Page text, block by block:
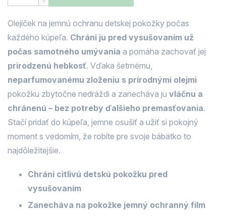
Olejíček na jemnú ochranu detskej pokožky počas
každého kúpeľa. Chráni ju pred vysušovaním už
počas samotného umývania a pomáha zachovať jej
prirodzenú hebkosť. Vďaka šetrnému,
neparfumovanému zloženiu s prírodnými olejmi
pokožku zbytočne nedráždi a zanecháva ju vláčnu a
chránenú – bez potreby ďalšieho premasťovania.
Stačí pridať do kúpeľa, jemne osušiť a užiť si pokojný
moment s vedomím, že robíte pre svoje bábätko to
najdôležitejšie.
Chráni citlivú detskú pokožku pred
vysušovaním
Zanecháva na pokožke jemný ochranný film